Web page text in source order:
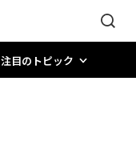
注目のトピック